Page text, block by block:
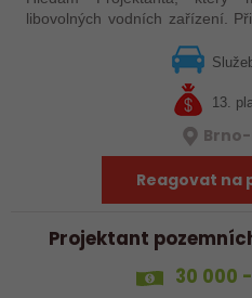
libovolných vodních zařízení.
se podílet na různých…
13.
Reagovat na
Projektant
30 000